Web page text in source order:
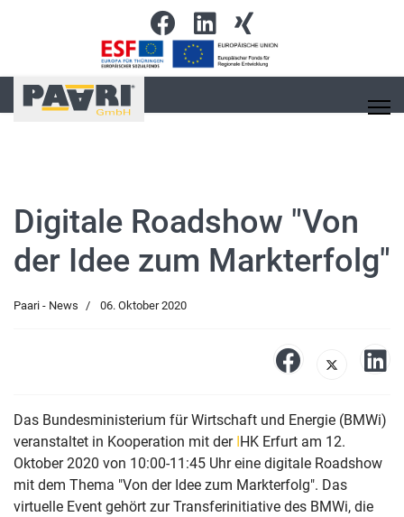
Digitale Roadshow "Von
der Idee zum Markterfolg"
Paari - News 06. Oktober 2020
Das Bundesministerium für Wirtschaft und Energie (BMWi)
veranstaltet in Kooperation mit der HK Erfurt am 12.
Oktober 2020 von 10:00-11:45 Uhr eine digitale Roadshow
mit dem Thema "Von der Idee zum Markterfolg". Das
virtuelle Event gehört zur Transferinitiative des BMWi, die